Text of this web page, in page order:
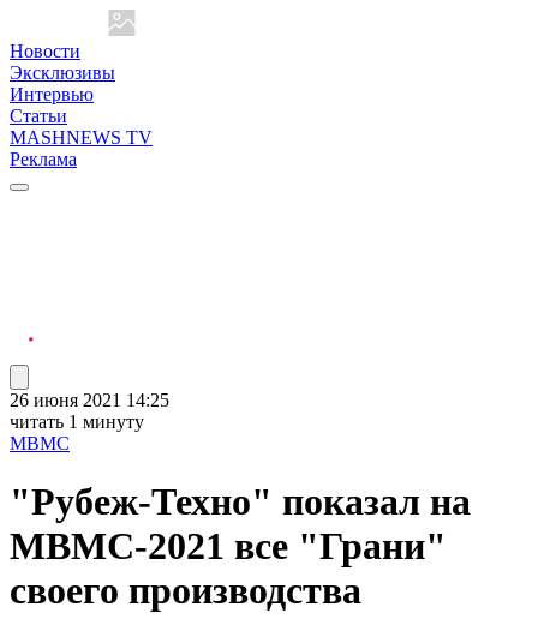
Новости
Эксклюзивы
Интервью
Статьи
MASHNEWS TV
Реклама
26 июня 2021 14:25
читать 1 минуту
МВМС
"Рубеж-Техно" показал на
МВМС-2021 все "Грани"
своего производства